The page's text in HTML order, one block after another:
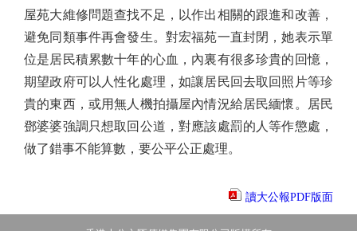
屋苑大維修問題查找不足，以作出相關的跟進和改善，
避免同類事件再會發生。對宏福苑一直封閉，她表示單
位是居民積累數十年的心血，內裏有很多珍貴的回憶，
期望政府可以人性化處理，如讓居民回去取回照片等珍
貴的東西，或用無人機拍攝屋內情況給居民緬懷。居民
鄧婆婆強調只想取回公道，對應該處罰的人等作懲處，
做了錯事不能算數，要公平公正處理。
讀大公報PDF版面